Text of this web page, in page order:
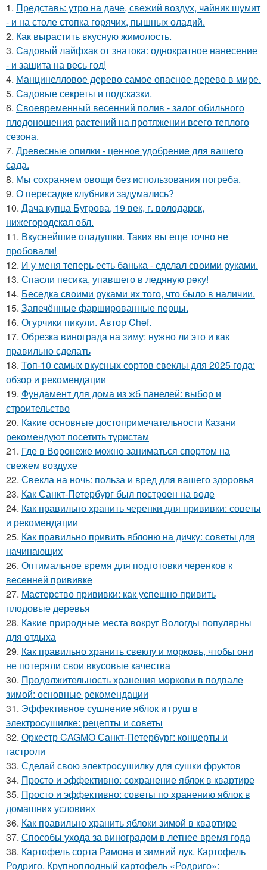
1. Представь: утро на даче, свежий воздух, чайник шумит
- и на столе стопка горячих, пышных оладий.
2. Как вырастить вкусную жимолость.
3. Садовый лайфхак от знатока: однократное нанесение
- и защита на весь год!
4. Манцинелловое дерево самое опасное дерево в мире.
5. Садовые секреты и подсказки.
6. Своевременный весенний полив - залог обильного
плодоношения растений на протяжении всего теплого
сезона.
7. Древесные опилки - ценное удобрение для вашего
сада.
8. Мы сохраняем овощи без использования погреба.
9. О пересадке клубники задумались?
10. Дача купца Бугрова, 19 век, г. володарск,
нижегородская обл.
11. Вкуснейшие оладушки. Таких вы еще точно не
пробовали!
12. И у меня теперь есть банька - сделал своими руками.
13. Спасли песика, упaвшего в ледяную рeку!
14. Беседка своими руками их того, что было в наличии.
15. Запечённые фаршированные перцы.
16. Огурчики пикули. Автор Chef.
17. Обрезка винограда на зиму: нужно ли это и как
правильно сделать
18. Топ-10 самых вкусных сортов свеклы для 2025 года:
обзор и рекомендации
19. Фундамент для дома из жб панелей: выбор и
строительство
20. Какие основные достопримечательности Казани
рекомендуют посетить туристам
21. Где в Воронеже можно заниматься спортом на
свежем воздухе
22. Свекла на ночь: польза и вред для вашего здоровья
23. Как Санкт-Петербург был построен на воде
24. Как правильно хранить черенки для прививки: советы
и рекомендации
25. Как правильно привить яблоню на дичку: советы для
начинающих
26. Оптимальное время для подготовки черенков к
весенней прививке
27. Мастерство прививки: как успешно привить
плодовые деревья
28. Какие природные места вокруг Вологды популярны
для отдыха
29. Как правильно хранить свеклу и морковь, чтобы они
не потеряли свои вкусовые качества
30. Продолжительность хранения моркови в подвале
зимой: основные рекомендации
31. Эффективное сушнение яблок и груш в
электросушилке: рецепты и советы
32. Оркестр CAGMO Санкт-Петербург: концерты и
гастроли
33. Сделай свою электросушилку для сушки фруктов
34. Просто и эффективно: сохранение яблок в квартире
35. Просто и эффективно: советы по хранению яблок в
домашних условиях
36. Как правильно хранить яблоки зимой в квартире
37. Способы ухода за виноградом в летнее время года
38. Картофель сорта Рамона и зимний лук. Картофель
Родриго. Крупноплодный картофель «Родриго»: